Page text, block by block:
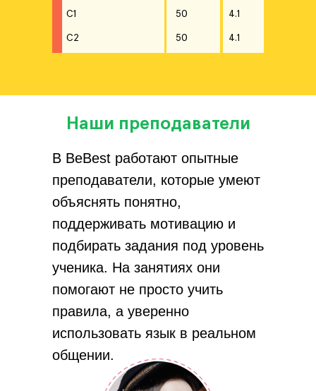
C1 50 4.1
C2 50 4.1
Наши преподаватели
В BeBest работают опытные
преподаватели, которые умеют
объяснять понятно,
поддерживать мотивацию и
подбирать задания под уровень
ученика. На занятиях они
помогают не просто учить
правила, а уверенно
использовать язык в реальном
общении.